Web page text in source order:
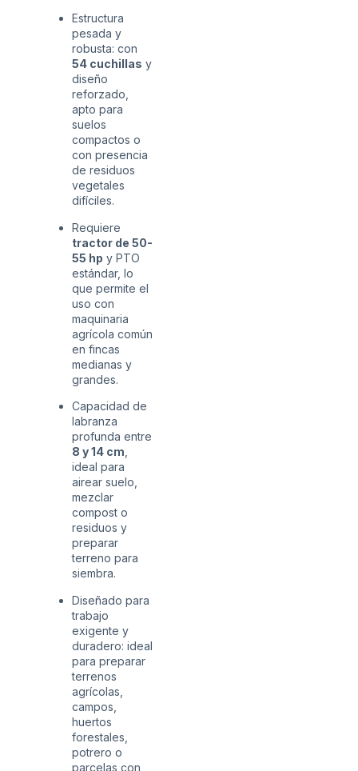
Estructura
pesada y
robusta: con
54 cuchillas y
diseño
reforzado,
apto para
suelos
compactos o
con presencia
de residuos
vegetales
difíciles.
Requiere
tractor de 50-
55 hp y PTO
estándar, lo
que permite el
uso con
maquinaria
agrícola común
en fincas
medianas y
grandes.
Capacidad de
labranza
profunda entre
8 y 14 cm
ideal para
airear suelo,
mezclar
compost o
residuos y
preparar
terreno para
siembra.
Diseñado para
trabajo
exigente y
duradero: ideal
para preparar
terrenos
agrícolas,
campos,
huertos
forestales,
potrero o
parcelas con